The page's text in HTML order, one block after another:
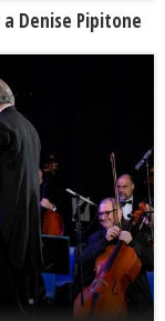
Denise Pipitone